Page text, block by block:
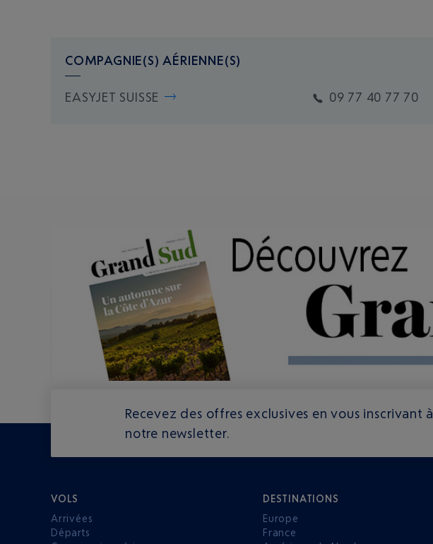
COMPAGNIE(S) AÉRIENNE(S)
EASYJET SUISSE 09 77 40 77 70
Recevez des offres exclusives en vous inscrivant à
notre newsletter.
VOLS
Arrivées
Départs
DESTINATIONS
Europe
France